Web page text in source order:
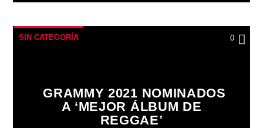
SIN CATEGORÍA 0
GRAMMY 2021 NOMINADOS
A ‘MEJOR ÁLBUM DE
REGGAE’